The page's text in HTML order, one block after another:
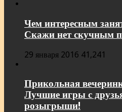
Чем интересным
Скажи нет скучным
29 января 2016 41,241
Прикольная
Лучшие игры с
розыгрыши!